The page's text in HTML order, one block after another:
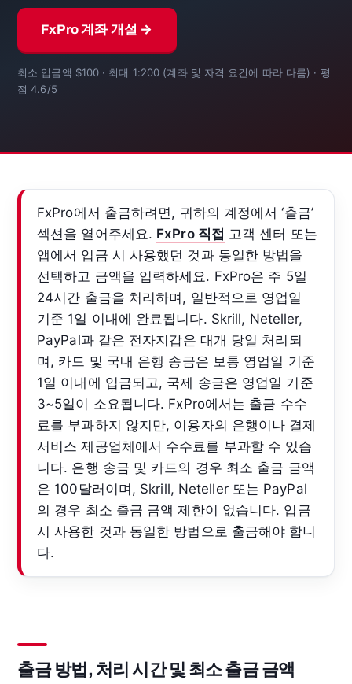
FxPro 계좌 개설 →
최소 입금액 $100 · 최대 1:200 (계좌 및 자격 요건에 따라 다름) · 평
점 4.6/5
FxPro에서 출금하려면, 귀하의 계정에서 ‘출금’
섹션을 열어주세요. FxPro 직접 고객 센터 또는
앱에서 입금 시 사용했던 것과 동일한 방법을
선택하고 금액을 입력하세요. FxPro은 주 5일
24시간 출금을 처리하며, 일반적으로 영업일
기준 1일 이내에 완료됩니다. Skrill, Neteller,
PayPal과 같은 전자지갑은 대개 당일 처리되
며, 카드 및 국내 은행 송금은 보통 영업일 기준
1일 이내에 입금되고, 국제 송금은 영업일 기준
3~5일이 소요됩니다. FxPro에서는 출금 수수
료를 부과하지 않지만, 이용자의 은행이나 결제
서비스 제공업체에서 수수료를 부과할 수 있습
니다. 은행 송금 및 카드의 경우 최소 출금 금액
은 100달러이며, Skrill, Neteller 또는 PayPal
의 경우 최소 출금 금액 제한이 없습니다. 입금
시 사용한 것과 동일한 방법으로 출금해야 합니
다.
출금 방법, 처리 시간 및 최소 출금 금액